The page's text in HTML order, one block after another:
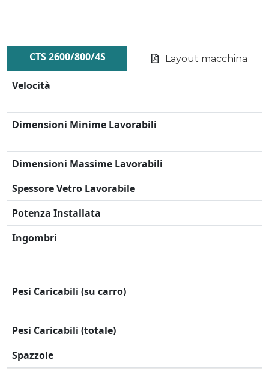
CTS 2600/800/4S Layout macchina
Velocità
Dimensioni Minime Lavorabili
Dimensioni Massime Lavorabili
Spessore Vetro Lavorabile
Potenza Installata
Ingombri
Pesi Caricabili (su carro)
Pesi Caricabili (totale)
Spazzole